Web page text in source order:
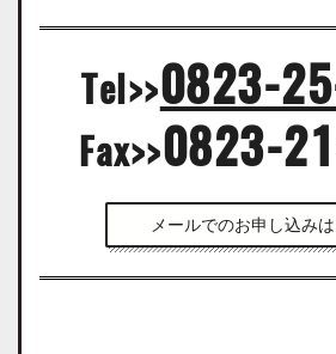
Tel>>0823-
Fax>>0823-
メールでのお申し込み